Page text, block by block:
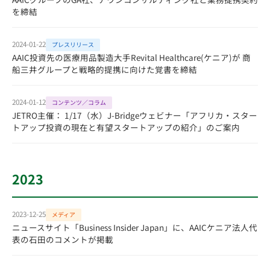
を締結
2024-01-22 プレスリリース
AAIC投資先の医療用品製造大手Revital Healthcare(ケニア)が 商
船三井グループと戦略的提携に向けた覚書を締結
2024-01-12 コンテンツ／コラム
JETRO主催： 1/17（水）J-Bridgeウェビナー「アフリカ・スター
トアップ投資の現在と有望スタートアップの紹介」のご案内
2023
2023-12-25 メディア
ニュースサイト「Business Insider Japan」に、AAICケニア法人代
表の石田のコメントが掲載